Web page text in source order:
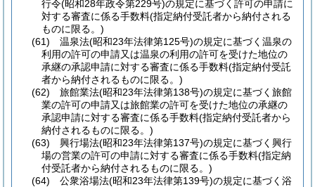
行令(昭和28年政令第229号)の規定に基づく許可の申請に
対する審査に係る手数料(指定納付受託者から納付される
ものに限る。)
(61)
温泉法(昭和23年法律第125号)の規定に基づく温泉の
利用の許可の申請又は温泉の利用の許可を受けた地位の
承継の承認申請に対する審査に係る手数料(指定納付受託
者から納付されるものに限る。)
(62)
旅館業法(昭和23年法律第138号)の規定に基づく旅館
業の許可の申請又は旅館業の許可を受けた地位の承継の
承認申請に対する審査に係る手数料(指定納付受託者から
納付されるものに限る。)
(63)
興行場法(昭和23年法律第137号)の規定に基づく興行
場の営業の許可の申請に対する審査に係る手数料(指定納
付受託者から納付されるものに限る。)
(64)
公衆浴場法(昭和23年法律第139号)の規定に基づく浴